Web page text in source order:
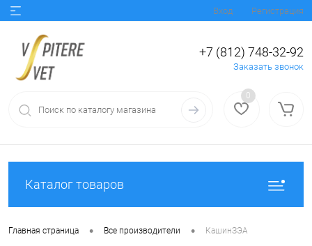
Вход Регистрация
+7 (812) 748-32-92
Заказать звонок
0
Каталог товаров
Главная страница • Все производители • КашинЗЭА